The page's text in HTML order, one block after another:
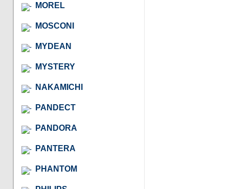
MOREL
MOSCONI
MYDEAN
MYSTERY
NAKAMICHI
PANDECT
PANDORA
PANTERA
PHANTOM